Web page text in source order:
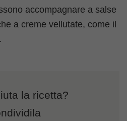
accompagnare a salse
a creme vellutate, come il
la ricetta?